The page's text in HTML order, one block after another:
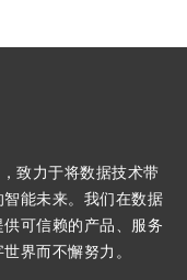
致力于将数据技术带
能未来。我们在数据
可信赖的产品、服务
界而不懈努力。